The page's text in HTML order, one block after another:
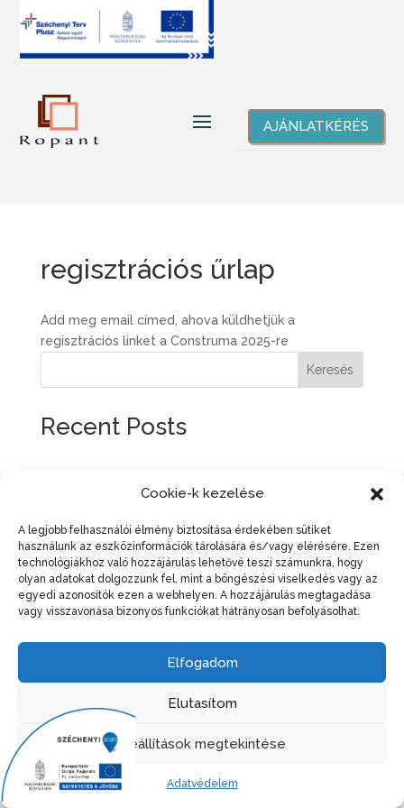
Cookie-k kezelése
A legjobb felhasználói élmény biztosítása érdekében sütiket
használunk az eszközinformációk tárolására és/vagy elérésére. Ezen
technológiákhoz való hozzájárulás lehetővé teszi számunkra, hogy
olyan adatokat dolgozzunk fel, mint a böngészési viselkedés vagy az
egyedi azonosítók ezen a webhelyen. A hozzájárulás megtagadása
vagy visszavonása bizonyos funkciókat hátrányosan befolyásolhat.
Elfogadom
Elutasítom
Beállítások megtekintése
Adatvédelem
AJÁNLATKÉRÉS
regisztrációs űrlap
Add meg email címed, ahova küldhetjük a
regisztrációs linket a Construma 2025-re
Keresés
Recent Posts
Recent Comments
© 1995-2023 Ro-Pánt 95 Bt. - Minden jog fenntartva!
Sütitájékoztató